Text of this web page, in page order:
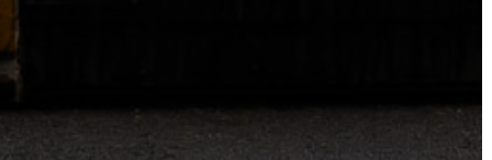
A
VÁROSRENDÉSZET